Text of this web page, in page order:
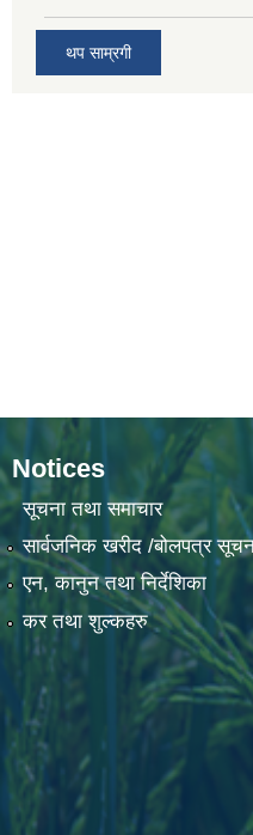
थप साम्रगी
Notices
सूचना तथा समाचार
सार्वजनिक खरीद /बोलपत्र
एन, कानुन तथा निर्देशिका
कर तथा शुल्कहरु